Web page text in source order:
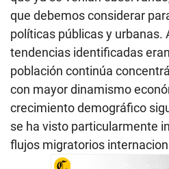
que debemos considerar
políticas públicas y urbanas.
tendencias identificadas
población continúa
con mayor dinamismo
crecimiento demográfico
se ha visto particularmente
flujos migratorios